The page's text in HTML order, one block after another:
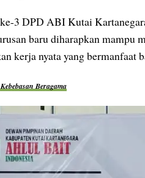
3 DPD ABI Kutai
baru diharapkan mampu
kerja nyata yang bermanfaat
Beragama